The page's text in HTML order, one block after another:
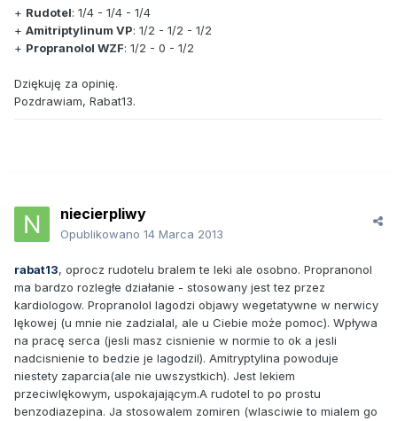
+ Rudotel: 1/4 - 1/4 - 1/4
+ Amitriptylinum VP: 1/2 - 1/2 - 1/2
+ Propranolol WZF: 1/2 - 0 - 1/2
Dziękuję za opinię.
Pozdrawiam, Rabat13.
niecierpliwy
Opublikowano 14 Marca 2013
rabat13, oprocz rudotelu bralem te leki ale osobno. Propranonol
ma bardzo rozległe działanie - stosowany jest tez przez
kardiologow. Propranolol lagodzi objawy wegetatywne w nerwicy
lękowej (u mnie nie zadzialal, ale u Ciebie może pomoc). Wpływa
na pracę serca (jesli masz cisnienie w normie to ok a jesli
nadcisnienie to bedzie je lagodzil). Amitryptylina powoduje
niestety zaparcia(ale nie uwszystkich). Jest lekiem
przeciwlękowym, uspokajającym.A rudotel to po prostu
benzodiazepina. Ja stosowalem zomiren (wlasciwie to mialem go